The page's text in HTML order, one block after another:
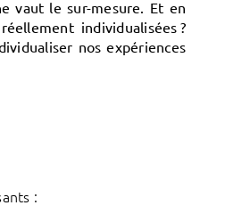
vaut le sur-mesure. Et en
individualisées ?
nos expériences
: